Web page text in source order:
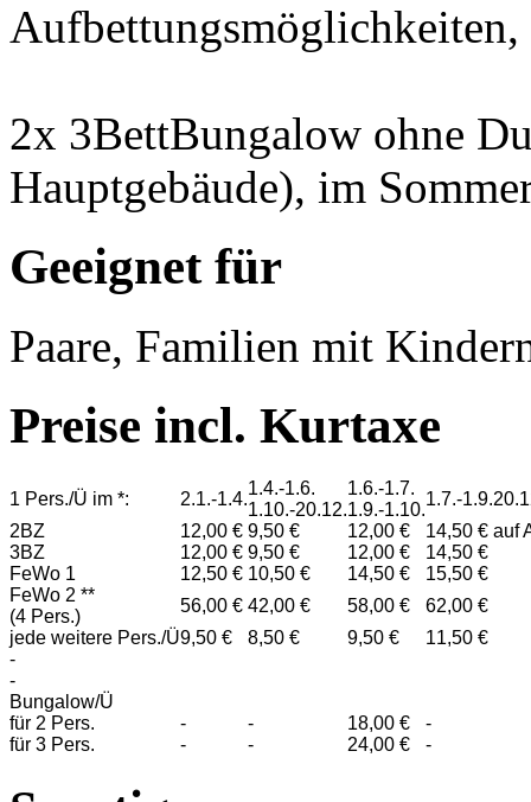
2x 3BettBungalow ohne
Hauptgebäude), im
Geeignet für
Paare, Familien mit
Preise incl. Kurtaxe
1 Pers./Ü im *: 2.1.-1.4.
1.4.-1.6.
1.10.-20.12.
1.6.-1.7.
1.9.-1.10.
1.7.-1.9.
2BZ
12,00 € 9,50 € 12,00 € 14,50 € auf
3BZ
12,00 € 9,50 € 12,00 €
14,50 €
FeWo 1
12,50 € 10,50 € 14,50 €
15,50 €
FeWo 2 **
(4 Pers.)
56,00 € 42,00 € 58,00 €
62,00 €
jede weitere Pers./Ü9,50 € 8,50 € 9,50 €
11,50 €
-
-
Bungalow/Ü
für 2 Pers.
- - 18,00 €
-
für 3 Pers.
- - 24,00 € -